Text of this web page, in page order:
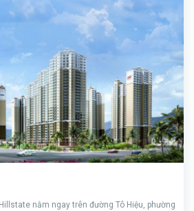
nằm ngay trên đường Tô Hiệu, phường